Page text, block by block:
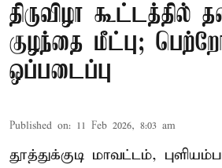
திருவிழா கூட்டத்தில்
குழந்தை மீட்பு;
ஒப்படைப்பு
Published on: 11 Feb 2026, 8:03 am
தூத்துக்குடி மாவட்டம்,